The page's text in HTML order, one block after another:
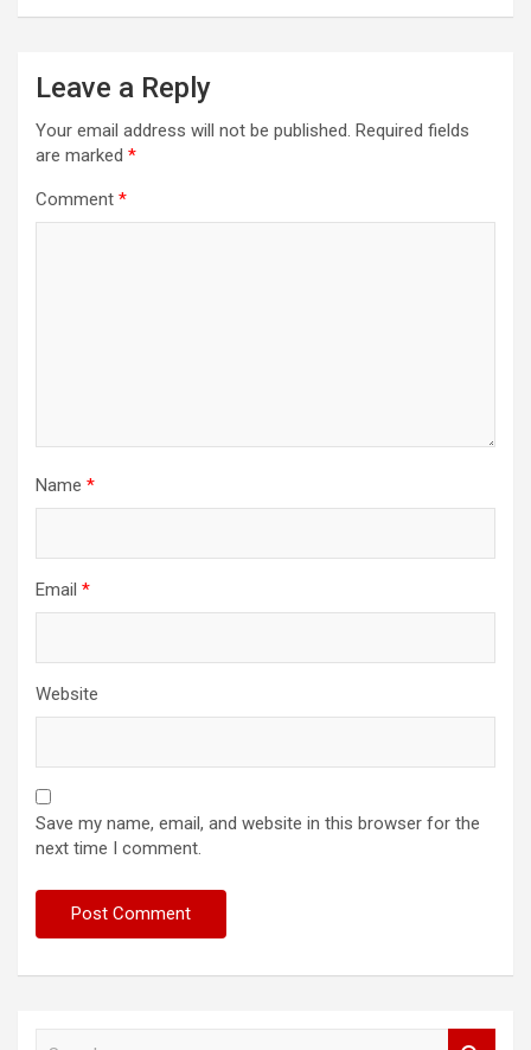
Leave a Reply
Your email address will not be published. Required fields
are marked *
Comment *
Name *
Email *
Website
Save my name, email, and website in this browser for the
next time I comment.